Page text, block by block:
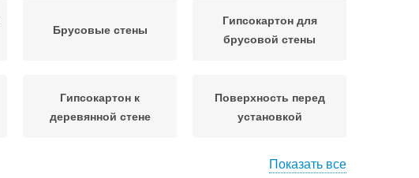
Брусовые стены
Гипсокартон для
брусовой стены
Гипсокартон к
деревянной стене
Поверхность перед
установкой
Показать все